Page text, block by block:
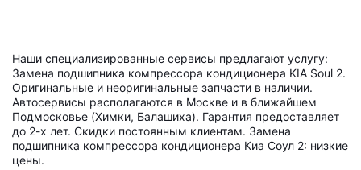
Наши специализированные сервисы предлагают услугу:
Замена подшипника компрессора кондиционера KIA Soul 2.
Оригинальные и неоригинальные запчасти в наличии.
Автосервисы располагаются в Москве и в ближайшем
Подмосковье (Химки, Балашиха). Гарантия предоставляет
до 2-х лет. Скидки постоянным клиентам. Замена
подшипника компрессора кондиционера Киа Соул 2: низкие
цены.